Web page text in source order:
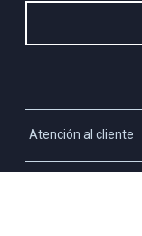
Atención al cliente